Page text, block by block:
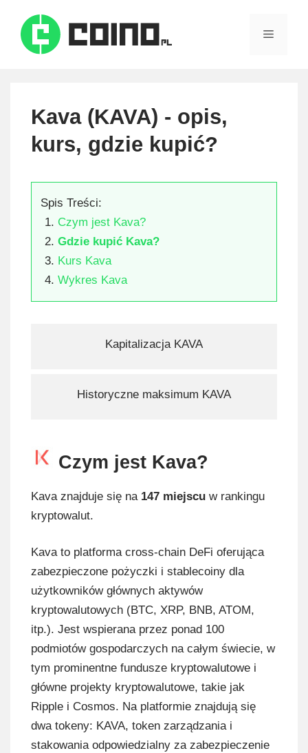
content
Menu
Kava (KAVA) - opis,
kurs, gdzie kupić?
Spis Treści:
Czym jest Kava?
Gdzie kupić Kava?
Kurs Kava
Wykres Kava
Kapitalizacja KAVA
Historyczne maksimum KAVA
Czym jest Kava?
Kava znajduje się na 147 miejscu w rankingu
kryptowalut.
Kava to platforma cross-chain DeFi oferująca
zabezpieczone pożyczki i stablecoiny dla
użytkowników głównych aktywów
kryptowalutowych (BTC, XRP, BNB, ATOM,
itp.). Jest wspierana przez ponad 100
podmiotów gospodarczych na całym świecie, w
tym prominentne fundusze kryptowalutowe i
główne projekty kryptowalutowe, takie jak
Ripple i Cosmos. Na platformie znajdują się
dwa tokeny: KAVA, token zarządzania i
stakowania odpowiedzialny za zabezpieczenie